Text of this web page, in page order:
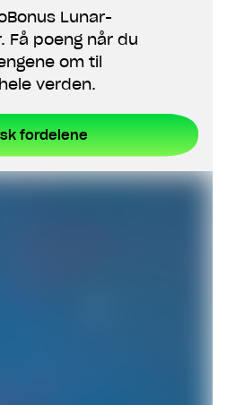
Lunar-
poeng når du
om til
verden.
fordelene